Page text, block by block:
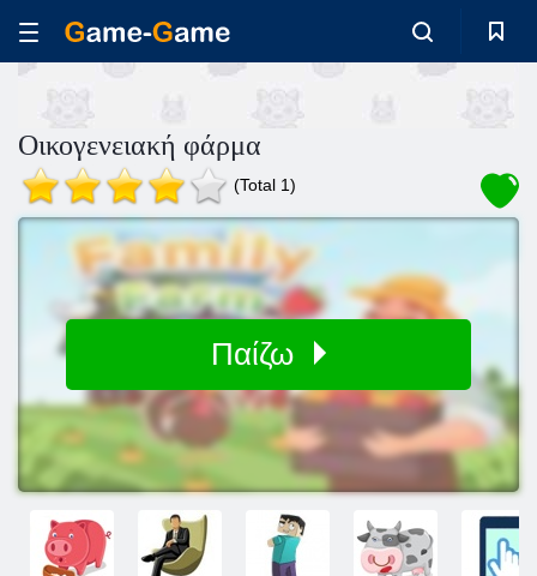
Οικογενειακή φάρμα
(Total 1)
Παίζω